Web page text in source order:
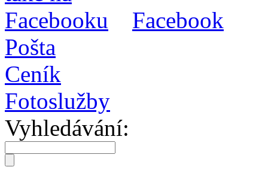
Facebook
Pošta
Ceník
Fotoslužby
Vyhledávání: